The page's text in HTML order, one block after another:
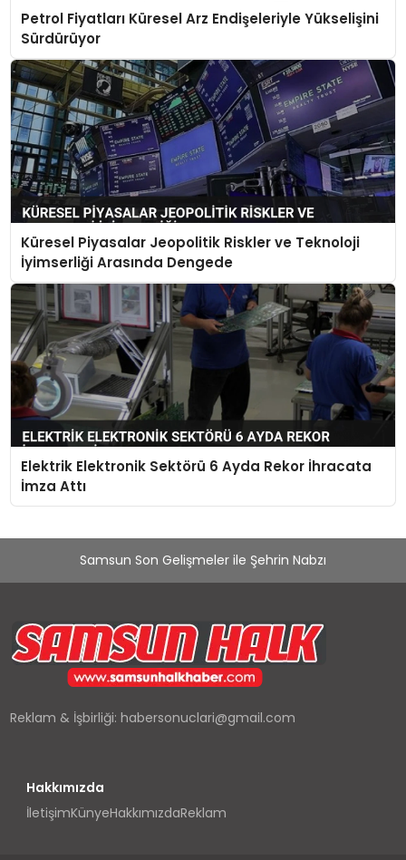
Petrol Fiyatları Küresel Arz Endişeleriyle Yükselişini
Sürdürüyor
Küresel Piyasalar Jeopolitik Riskler ve Teknoloji
İyimserliği Arasında Dengede
Elektrik Elektronik Sektörü 6 Ayda Rekor İhracata
İmza Attı
Samsun Son Gelişmeler ile Şehrin Nabzı
Reklam & İşbirliği:habersonuclari@gmail.com
Hakkımızda
İletişimKünyeHakkımızdaReklam